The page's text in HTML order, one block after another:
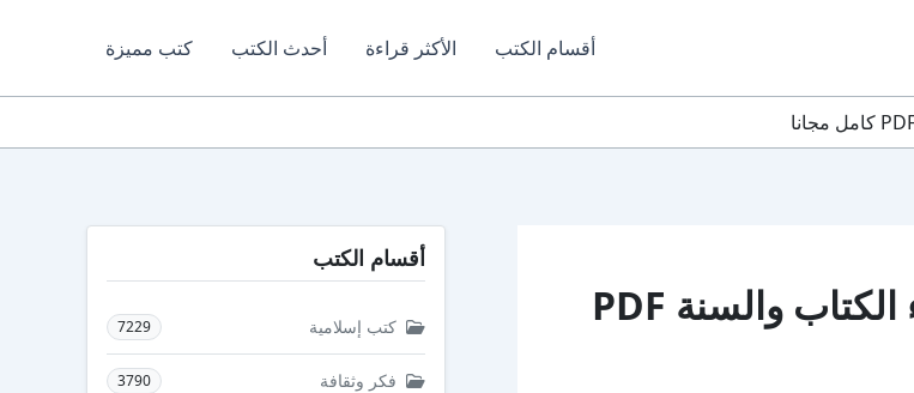
أقسام الكتب الأكثر قراءة أحدث الكتب كتب مميزة
تحميل كتاب الرؤى والأحلام في ضوء الكتاب والسنة PDF
أقسام الكتب
كتب إسلامية 7229
فكر وثقافة 3790